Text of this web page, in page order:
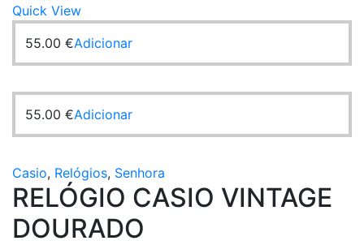
on
Quick View
55.00 €Adicionar
55.00 €Adicionar
Casio, Relógios, Senhora
RELÓGIO CASIO VINTAGE
DOURADO